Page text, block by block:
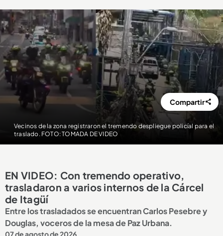
Vecinos de la zona registraron el tremendo despliegue policíal para el
traslado. FOTO: TOMADA DE VIDEO
Compartir
EN VIDEO: Con tremendo operativo,
trasladaron a varios internos de la Cárcel
de Itagüí
Entre los trasladados se encuentran Carlos Pesebre y
Douglas, voceros de la mesa de Paz Urbana.
07 de agosto de 2026